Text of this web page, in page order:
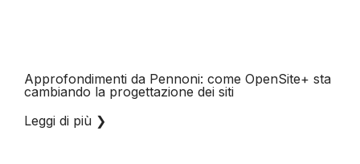
Approfondimenti da Pennoni: come OpenSite+ sta
cambiando la progettazione dei siti
Leggi di più ❯